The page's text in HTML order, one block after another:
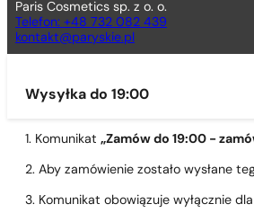
Paris Cosmetics sp. z o. o.
Telefon: +48 732 082 439
kontakt@paryskie.pl
Wysyłka do 19:00
1. Komunikat „Zamów do 19:00 -
2. Aby zamówienie zostało wysłane
3. Komunikat obowiązuje wyłącznie